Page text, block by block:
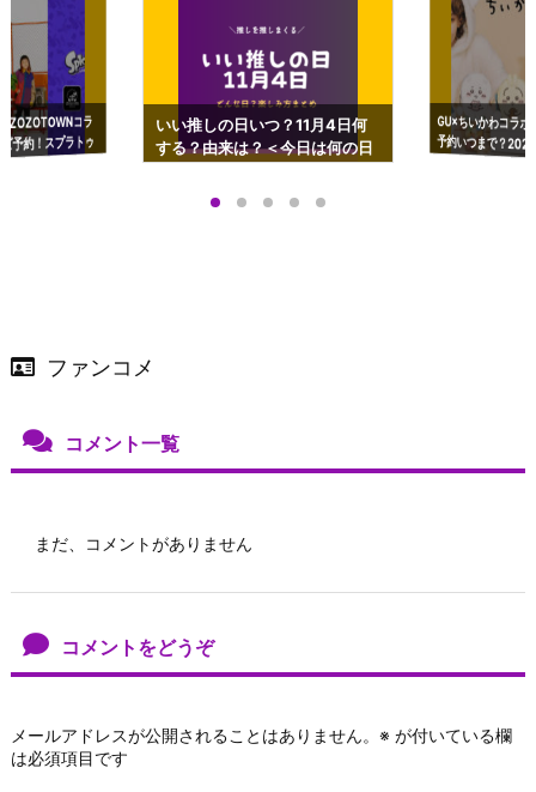
コラ
予約！スプラトゥ
ップも渋谷Hz
いい推しの日いつ？11月4日何
する？由来は？＜今日は何の日
＞
GU×ちいかわコラ
予約いつまで？
ーチやショルダー
ファンコメ
コメント一覧
まだ、コメントがありません
コメントをどうぞ
メールアドレスが公開されることはありません。 ※ が付いている欄
は必須項目です